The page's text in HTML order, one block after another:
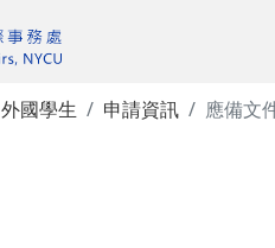
外國學生 申請資訊 應備文